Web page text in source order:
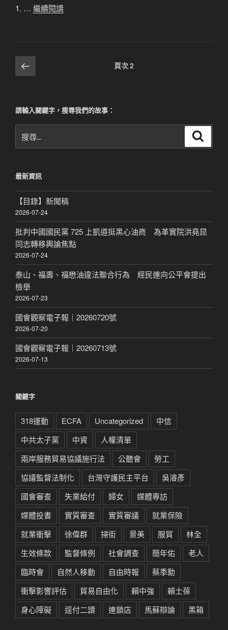
1. … 繼續閱讀
文
章
頁
上
一
頁次2
請輸入關鍵字，搜尋我們的故事：
尋
字:
最新資訊
【目錄】新聞稿
2026-07-24
批判中國國民黨 725 上凱道挺黑心油商 為革實院洪堯昆
同志轉移輿論焦點
2026-07-24
泰山、福壽、福懋油違法聯合行為 經民連向公平會提出
檢舉
2026-07-23
國會觀察電子報｜20260720號
2026-07-20
國會觀察電子報｜20260713號
2026-07-13
關鍵字
318運動 ECFA Uncategorized
中信
中共太子黨
中資
人權清單
兩岸服務貿易協議施行法
公聽會
勞工
協議監督法制化
台灣守護民主平台
吳濬彥
國會審查
失業給付 婦女
媒體專訪
媒體投書
實質審查 實質審議
就業保險
就業衝擊
徐偉群 掃街 景美 服貿
林全
生效條款
監督條例 社會調查 簡年佑
老人
臨時會
自然人移動 自由時報
蔡季勳
衝擊影響評估
貿易自由化 賴中強
賴士葆
身心障礙
逕付二讀 連鎖店 馬蘇辯論 黑箱